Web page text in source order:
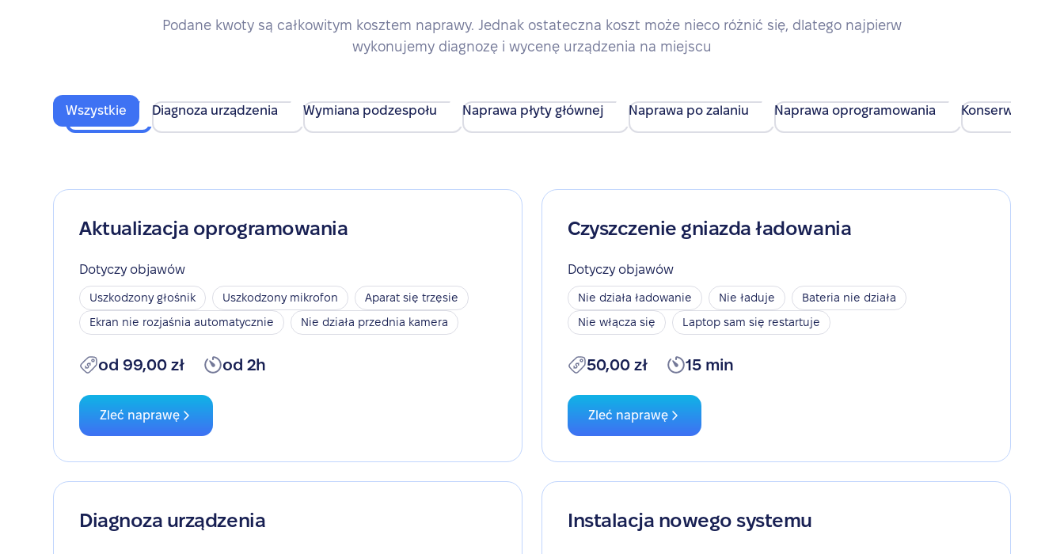
Podane kwoty są całkowitym kosztem naprawy. Jednak ostateczna koszt może nieco różnić się, dlatego najpierw
wykonujemy diagnozę i wycenę urządzenia na miejscu
Wszystkie Diagnoza urządzenia Wymiana podzespołu Naprawa płyty głównej Naprawa po zalaniu Naprawa oprogramowania Konserwacja
Aktualizacja oprogramowania
Dotyczy objawów
Uszkodzony głośnik Uszkodzony mikrofon
Aparat się trzęsie
Ekran nie rozjaśnia automatycznie
Nie działa przednia kamera
od 99,00 zł od 2h
Zleć naprawę
Czyszczenie gniazda ładowania
Dotyczy objawów
Nie działa ładowanie Nie ładuje
Bateria nie działa
Nie włącza się
Laptop sam się restartuje
50,00 zł 15 min
Zleć naprawę
Diagnoza urządzenia Instalacja nowego systemu